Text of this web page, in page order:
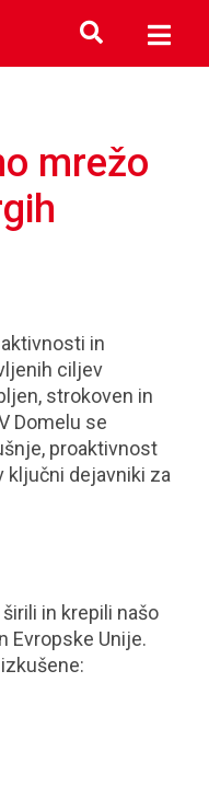
mrežo
in
ciljev
strokoven in
Domelu se
proaktivnost
ključni dejavniki za
in krepili našo
Evropske Unije.